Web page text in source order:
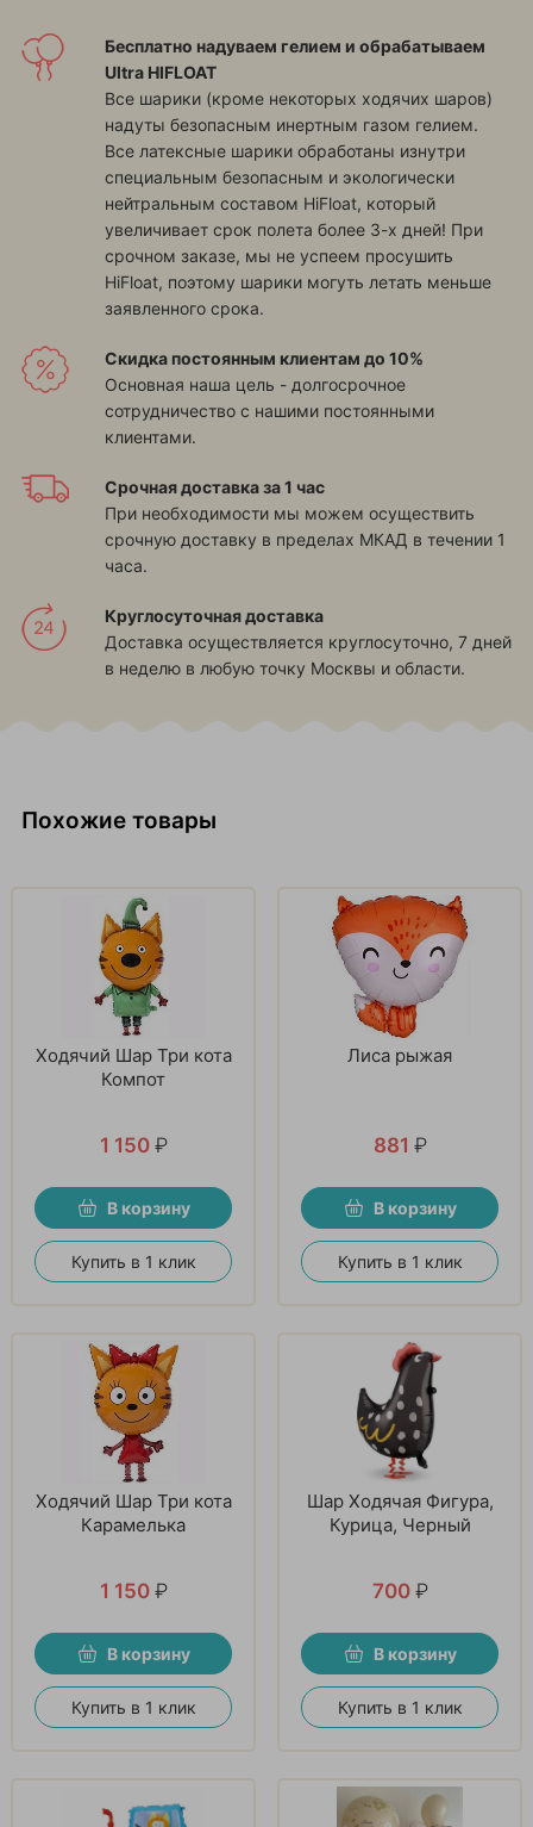
Бесплатно надуваем гелием и обрабатываем
Ultra HIFLOAT
Все шарики (кроме некоторых ходячих шаров)
надуты безопасным инертным газом гелием.
Все латексные шарики обработаны изнутри
специальным безопасным и экологически
нейтральным составом HiFloat, который
увеличивает срок полета более 3-х дней! При
срочном заказе, мы не успеем просушить
HiFloat, поэтому шарики могуть летать меньше
заявленного срока.
Скидка постоянным клиентам до 10%
Основная наша цель - долгосрочное
сотрудничество с нашими постоянными
клиентами.
Срочная доставка за 1 час
При необходимости мы можем осуществить
срочную доставку в пределах МКАД в течении 1
часа.
Круглосуточная доставка
Доставка осуществляется круглосуточно, 7 дней
в неделю в любую точку Москвы и области.
Похожие товары
Ходячий Шар Три кота
Компот
1 150 ₽
В корзину
Купить в 1 клик
Лиса рыжая
881 ₽
В корзину
Купить в 1 клик
Ходячий Шар Три кота
Карамелька
1 150 ₽
В корзину
Купить в 1 клик
Шар Ходячая Фигура,
Курица, Черный
700 ₽
В корзину
Купить в 1 клик